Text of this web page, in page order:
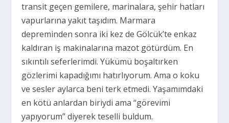
transit geçen gemilere, marinalara, şehir hatları
vapurlarına yakıt taşıdım. Marmara
depreminden sonra iki kez de Gölcük’te enkaz
kaldıran iş makinalarına mazot götürdüm. En
sıkıntılı seferlerimdi. Yükümü boşaltırken
gözlerimi kapadığımı hatırlıyorum. Ama o koku
ve sesler aylarca beni terk etmedi. Yaşamımdaki
en kötü anlardan biriydi ama ‘‘görevimi
yapıyorum’’ diyerek teselli buldum.